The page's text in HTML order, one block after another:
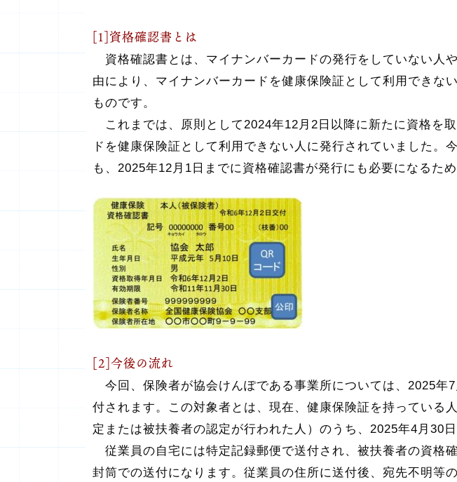
[1]資格確認書とは
資格確認書とは、マイナンバーカードの発行をしていない人
由により、マイナンバーカードを健康保険証として利用できな
ものです。
これまでは、原則として2024年12月2日以降に新たに資格を
ドを健康保険証として利用できない人に発行されていました
も、2025年12月1日までに資格確認書が発行にも必要になるた
[2]今後の流れ
今回、保険者が協会けんぽである事業所については、2025年
付されます。この対象者とは、現在、健康保険証を持っている
定または被扶養者の認定が行われた人）のうち、2025年4月30
従業員の自宅には特定記録郵便で送付され、被扶養者の資格
封筒での送付になります。従業員の住所に送付後、宛先不明等